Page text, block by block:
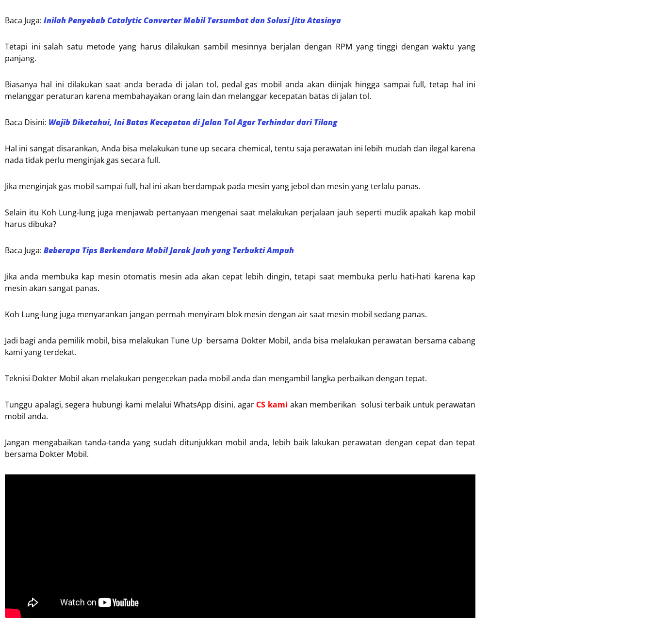
Baca Juga: Inilah Penyebab Catalytic Converter Mobil Tersumbat dan Solusi Jitu Atasinya
Tetapi ini salah satu metode yang harus dilakukan sambil mesinnya berjalan dengan RPM yang tinggi dengan waktu yang
panjang.
Biasanya hal ini dilakukan saat anda berada di jalan tol, pedal gas mobil anda akan diinjak hingga sampai full, tetap hal ini
melanggar peraturan karena membahayakan orang lain dan melanggar kecepatan batas di jalan tol.
Baca Disini: Wajib Diketahui, Ini Batas Kecepatan di Jalan Tol Agar Terhindar dari Tilang
Hal ini sangat disarankan, Anda bisa melakukan tune up secara chemical, tentu saja perawatan ini lebih mudah dan ilegal karena
nada tidak perlu menginjak gas secara full.
Jika menginjak gas mobil sampai full, hal ini akan berdampak pada mesin yang jebol dan mesin yang terlalu panas.
Selain itu Koh Lung-lung juga menjawab pertanyaan mengenai saat melakukan perjalaan jauh seperti mudik apakah kap mobil
harus dibuka?
Baca Juga: Beberapa Tips Berkendara Mobil Jarak Jauh yang Terbukti Ampuh
Jika anda membuka kap mesin otomatis mesin ada akan cepat lebih dingin, tetapi saat membuka perlu hati-hati karena kap
mesin akan sangat panas.
Koh Lung-lung juga menyarankan jangan permah menyiram blok mesin dengan air saat mesin mobil sedang panas.
Jadi bagi anda pemilik mobil, bisa melakukan Tune Up bersama Dokter Mobil, anda bisa melakukan perawatan bersama cabang
kami yang terdekat.
Teknisi Dokter Mobil akan melakukan pengecekan pada mobil anda dan mengambil langka perbaikan dengan tepat.
Tunggu apalagi, segera hubungi kami melalui WhatsApp disini, agar CS kami akan memberikan solusi terbaik untuk perawatan
mobil anda.
Jangan mengabaikan tanda-tanda yang sudah ditunjukkan mobil anda, lebih baik lakukan perawatan dengan cepat dan tepat
bersama Dokter Mobil.